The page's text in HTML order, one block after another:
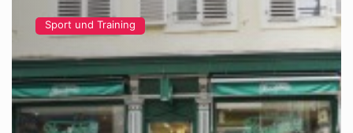
Sport und Training